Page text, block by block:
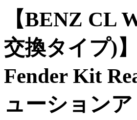
【BENZ CL
交換タイプ)
Fender Kit
ューション